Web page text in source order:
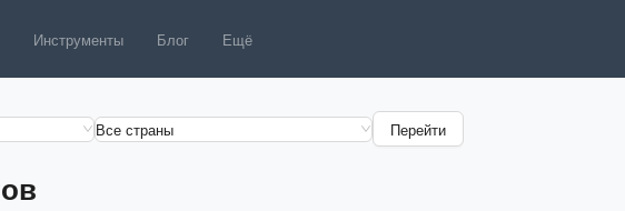
Инструменты Блог Ещё
Все страны Перейти